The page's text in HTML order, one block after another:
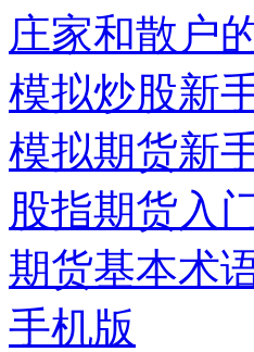
庄家和散户
模拟炒股新
模拟期货新
股指期货入
期货基本术
手机版